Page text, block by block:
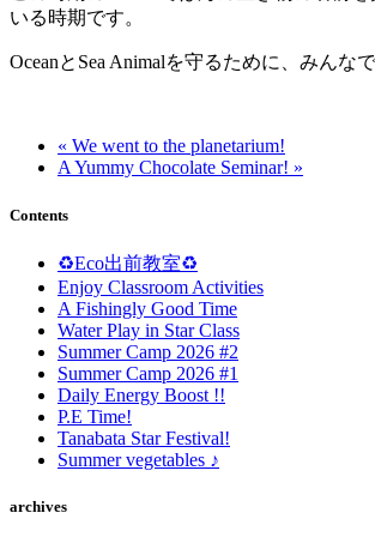
いる時期です。
OceanとSea Animalを守るために、みんな
« We went to the planetarium!
A Yummy Chocolate Seminar! »
Contents
♻️Eco出前教室♻️
Enjoy Classroom Activities
A Fishingly Good Time
Water Play in Star Class
Summer Camp 2026 #2
Summer Camp 2026 #1
Daily Energy Boost !!
P.E Time!
Tanabata Star Festival!
Summer vegetables ♪
archives